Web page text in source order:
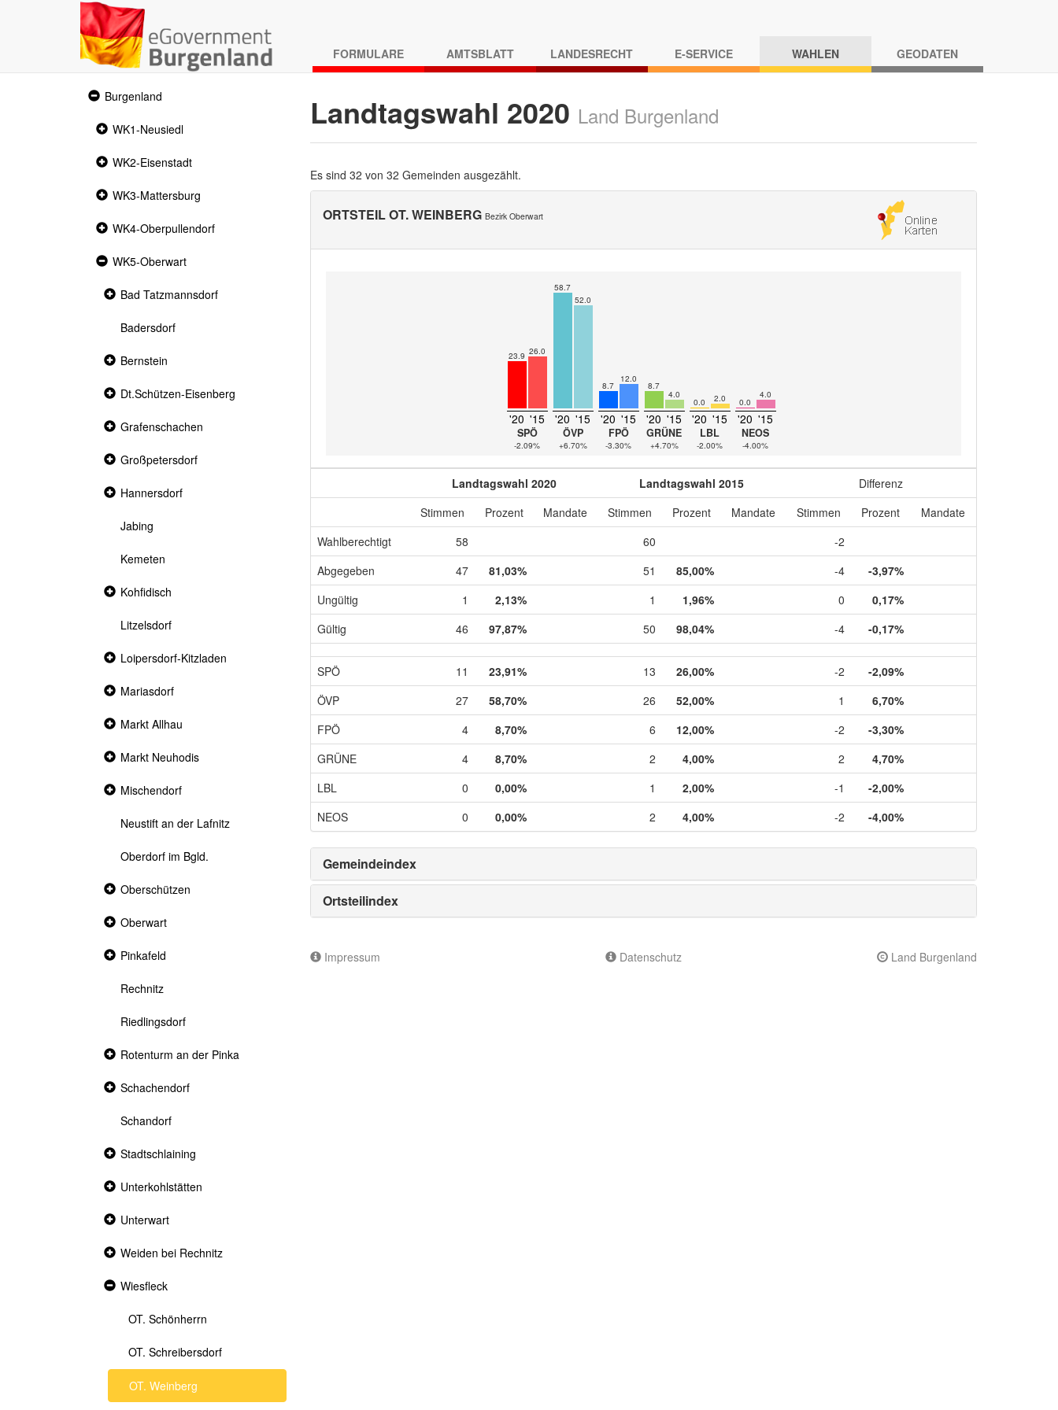
FORMULARE AMTSBLATT LANDESRECHT E-SERVICE WAHLEN GEODATEN
Expanded
section
Burgenland
Collapsed
WK1-Neusiedl
Collapsed
WK2-Eisenstadt
Collapsed
WK3-Mattersburg
Collapsed
WK4-Oberpullendorf
Expanded
WK5-Oberwart
Collapsed
Bad Tatzmannsdorf
Badersdorf
Collapsed
Bernstein
Collapsed
Dt.Schützen-Eisenberg
Collapsed
Grafenschachen
Collapsed
section
Großpetersdorf
Collapsed
Hannersdorf
Jabing
Kemeten
Collapsed
Kohfidisch
Litzelsdorf
Collapsed
section
Loipersdorf-Kitzladen
Collapsed
Mariasdorf
Collapsed
Markt Allhau
Collapsed
Markt Neuhodis
Collapsed
Mischendorf
Neustift an der Lafnitz
Oberdorf im Bgld.
Collapsed
Oberschützen
Collapsed
Oberwart
Collapsed
Pinkafeld
Rechnitz
Riedlingsdorf
Collapsed
Rotenturm an der Pinka
Collapsed
Schachendorf
Schandorf
Collapsed
Stadtschlaining
Collapsed
Unterkohlstätten
Collapsed
Unterwart
Collapsed
Weiden bei Rechnitz
Expanded
Wiesfleck
OT. Schönherrn
OT. Schreibersdorf
OT. Weinberg
Landtagswahl 2020 Land Burgenland
Es sind 32 von 32 Gemeinden ausgezählt.
ORTSTEIL OT. WEINBERG Bezirk Oberwart
23.9 26.0
'20 '15
SPÖ
-2.09%
58.7
52.0
'20 '15
ÖVP
+6.70%
8.7
12.0
'20 '15
FPÖ
-3.30%
8.7
4.0
'20 '15
GRÜNE
+4.70%
0.0 2.0
'20 '15
LBL
-2.00%
0.0
4.0
'20 '15
NEOS
-4.00%
Landtagswahl 2020 Landtagswahl 2015
Differenz
Stimmen
Prozent Mandate Stimmen Prozent Mandate Stimmen Prozent
Mandate
Wahlberechtigt
58 60
-2
Abgegeben
47 81,03% 51 85,00% -4
-3,97%
Ungültig
1 2,13% 1 1,96% 0
0,17%
Gültig
46 97,87% 50 98,04% -4 -0,17%
SPÖ 11 23,91% 13 26,00% -2
-2,09%
ÖVP
27 58,70% 26 52,00% 1
6,70%
FPÖ
4 8,70% 6 12,00% -2
-3,30%
GRÜNE
4 8,70% 2 4,00% 2
4,70%
LBL
0 0,00% 1 2,00% -1
-2,00%
NEOS
0 0,00% 2 4,00% -2 -4,00%
Gemeindeindex
Ortsteilindex
Impressum Datenschutz Land Burgenland